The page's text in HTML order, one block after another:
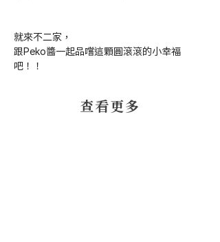
就來不二家，
跟Peko醬一起品嚐這顆圓滾滾的小幸福
吧！！
​查看更多